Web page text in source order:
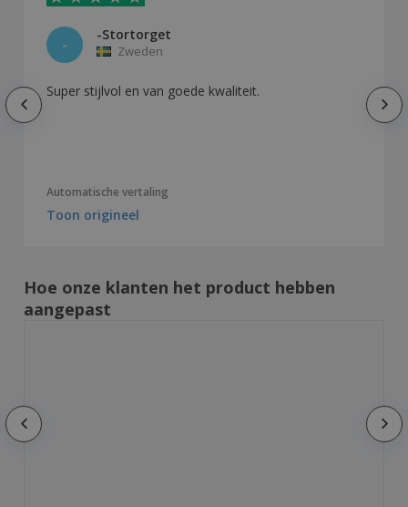
-
-Stortorget
Zweden
Super stijlvol en van goede kwaliteit.
Automatische vertaling
Toon origineel
Hoe onze klanten het product hebben
aangepast